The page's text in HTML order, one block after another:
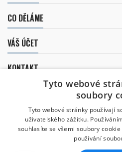
CO DĚLÁME
VÁŠ ÚČET
KONTAKT
ODBĚR
Uděluji souhlas se
zpracováním osobních údajů.
Tyto webové
soubory
Tyto webové stránky používají
uživatelského zážitku.
souhlasíte se všemi soubory
používání